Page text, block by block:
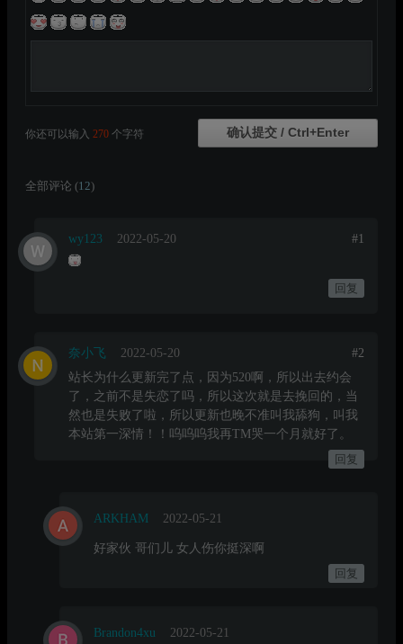
你还可以输入 270 个字符
全部评论 (12)
wy123 2022-05-20 #1
回复
奈小飞 2022-05-20
#2
站长为什么更新完了点，因为520啊，所以出去约会
了，之前不是失恋了吗，所以这次就是去挽回的，当
然也是失败了啦，所以更新也晚不准叫我舔狗，叫我
本站第一深情！！呜呜呜我再TM哭一个月就好了。
回复
ARKHAM 2022-05-21
好家伙 哥们儿 女人伤你挺深啊
回复
Brandon4xu 2022-05-21